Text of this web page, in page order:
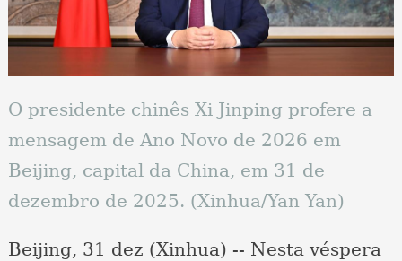
O presidente chinês Xi Jinping profere a
mensagem de Ano Novo de 2026 em
Beijing, capital da China, em 31 de
dezembro de 2025. (Xinhua/Yan Yan)
Beijing, 31 dez (Xinhua) -- Nesta véspera